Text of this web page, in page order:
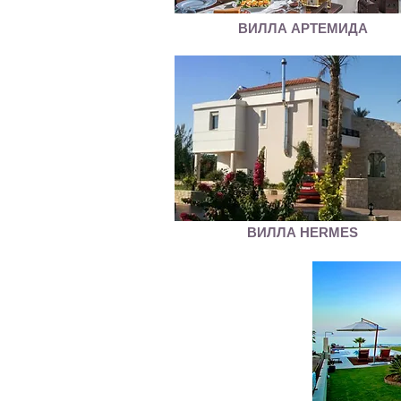
ВИЛЛА АРТЕМИДА
ВИЛЛА HERMES